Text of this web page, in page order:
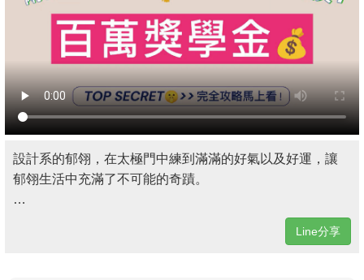
設計系的郁翎，在太極門中練到滿滿的好氣以及好運，讓
郁翎生活中充滿了不可能的奇蹟。
…
Line分享